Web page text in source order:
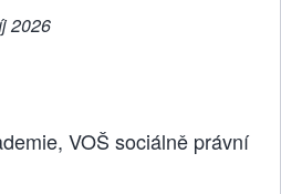
2026
VOŠ sociálně právní